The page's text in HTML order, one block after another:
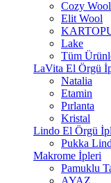
Cozy
Elit Wool
Lake
Tüm
LaVita El Örgü
Natalia
Etamin
Pırlanta
Kristal
Lindo El Örgü
Pukka
Makrome İpleri
Pamuklu
AYAZ